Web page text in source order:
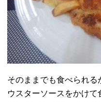
そのままでも食べられる
ウスターソースをかけて